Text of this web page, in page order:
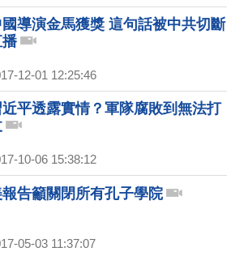
國導演金馬獲獎 這句話被中共切斷
12-01 12:25:46
平透露實情？軍隊腐敗到無法打
10-06 15:38:12
報告籲關閉所有孔子學院
05-03 11:37:07